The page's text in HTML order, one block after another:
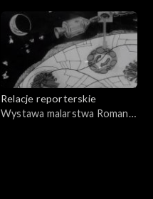
Relacje reporterskie
Wystawa malarstwa Romana